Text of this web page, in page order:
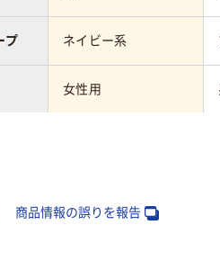
ネイビー系
女性用
プ
商品情報の誤りを報告